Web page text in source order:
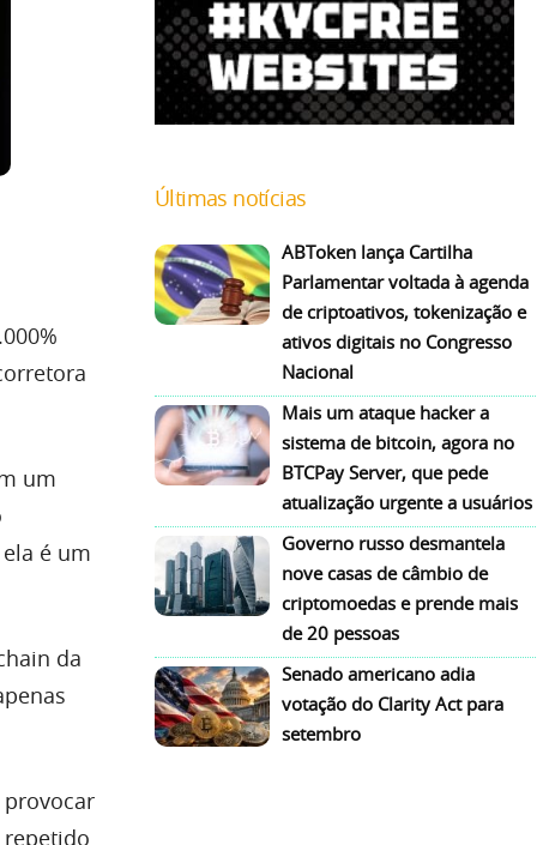
um
é um
da
repetido
Últimas notícias
ABToken lança Cartilha
Parlamentar voltada à agenda
de criptoativos, tokenização e
ativos digitais no Congresso
Nacional
Mais um ataque hacker a
sistema de bitcoin, agora no
BTCPay Server, que pede
atualização urgente a usuários
Governo russo desmantela
nove casas de câmbio de
criptomoedas e prende mais
de 20 pessoas
Senado americano adia
votação do Clarity Act para
setembro